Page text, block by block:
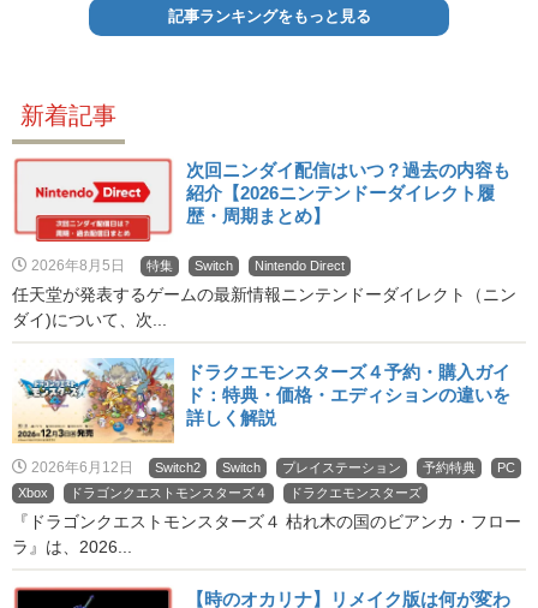
記事ランキングをもっと見る
新着記事
次回ニンダイ配信はいつ？過去の内容も
紹介【2026ニンテンドーダイレクト履
歴・周期まとめ】
2026年8月5日 特集 Switch Nintendo Direct
任天堂が発表するゲームの最新情報ニンテンドーダイレクト（ニン
ダイ)について、次...
ドラクエモンスターズ４予約・購入ガイ
ド：特典・価格・エディションの違いを
詳しく解説
2026年6月12日 Switch2 Switch プレイステーション 予約特典
PC
Xbox
ドラゴンクエストモンスターズ４ ドラクエモンスターズ
『ドラゴンクエストモンスターズ４ 枯れ木の国のビアンカ・フロー
ラ』は、2026...
【時のオカリナ】リメイク版は何が変わ